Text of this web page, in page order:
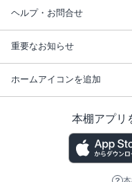
ヘルプ・お問合せ
重要なお知らせ
ホームアイコンを追加
本棚アプリ